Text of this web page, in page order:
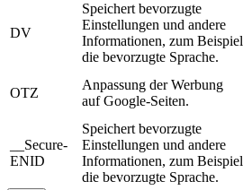
DV
Speichert bevorzugte
Einstellungen und andere
Informationen, zum Beispiel
die bevorzugte Sprache.
OTZ
Anpassung der Werbung
auf Google-Seiten.
__Secure-
ENID
Speichert bevorzugte
Einstellungen und andere
Informationen, zum Beispiel
die bevorzugte Sprache.